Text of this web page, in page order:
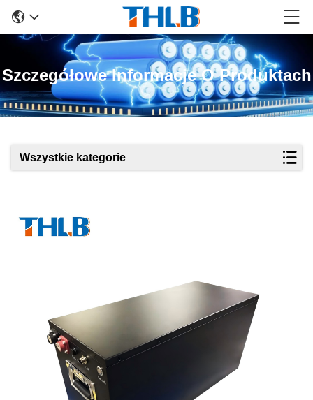
Szczegółowe Informacje O Produktach
Wszystkie kategorie